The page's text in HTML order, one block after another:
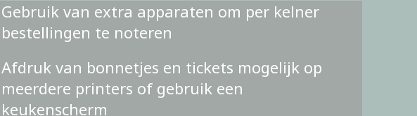
Gebruik van extra apparaten om per kelner
bestellingen te noteren
Afdruk van bonnetjes en tickets mogelijk op
meerdere printers of gebruik een
keukenscherm